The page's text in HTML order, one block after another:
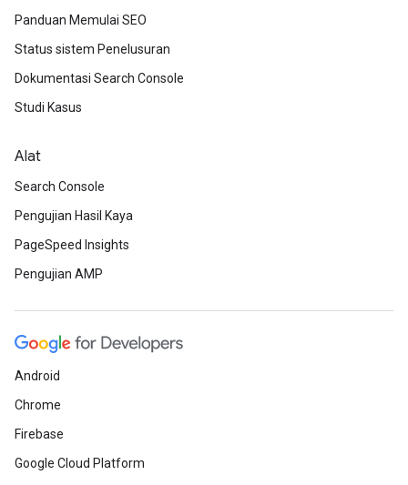
Panduan Memulai SEO
Status sistem Penelusuran
Dokumentasi Search Console
Studi Kasus
Alat
Search Console
Pengujian Hasil Kaya
PageSpeed Insights
Pengujian AMP
Android
Chrome
Firebase
Google Cloud Platform